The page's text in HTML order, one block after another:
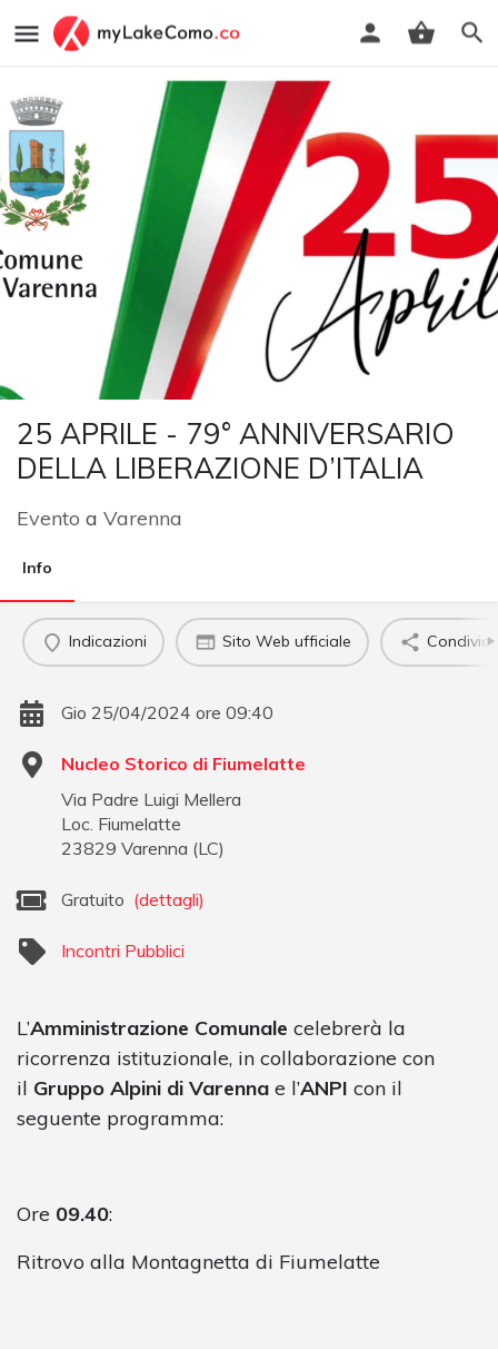
25 APRILE - 79° ANNIVERSARIO
DELLA LIBERAZIONE D’ITALIA
Evento a Varenna
Info
Indicazioni Sito Web ufficiale Condividi
Gio 25/04/2024 ore 09:40
Nucleo Storico di Fiumelatte
Via Padre Luigi Mellera
Loc. Fiumelatte
23829 Varenna (LC)
Gratuito (dettagli)
Incontri Pubblici
L’Amministrazione Comunale celebrerà la
ricorrenza istituzionale, in collaborazione con
il Gruppo Alpini di Varenna e l’ANPI con il
seguente programma:
Ore 09.40:
Ritrovo alla Montagnetta di Fiumelatte